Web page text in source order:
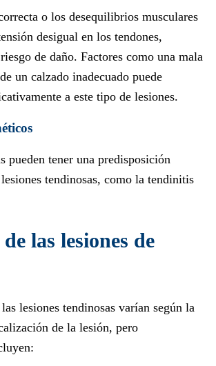
o los desequilibrios musculares
desigual en los tendones,
de daño. Factores como una mala
un calzado inadecuado puede
a este tipo de lesiones.
pueden tener una predisposición
tendinosas, como la tendinitis
las lesiones de
lesiones tendinosas varían según la
de la lesión, pero